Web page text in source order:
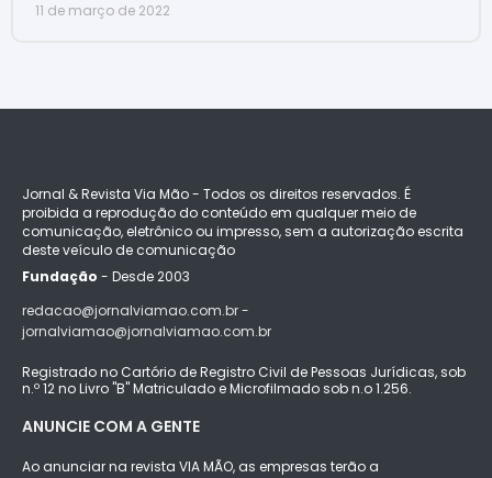
11 de março de 2022
Jornal & Revista Via Mão - Todos os direitos reservados. É
proibida a reprodução do conteúdo em qualquer meio de
comunicação, eletrônico ou impresso, sem a autorização escrita
deste veículo de comunicação
Fundação - Desde 2003
redacao@jornalviamao.com.br -
jornalviamao@jornalviamao.com.br
Registrado no Cartório de Registro Civil de Pessoas Jurídicas, sob
n.º 12 no Livro "B" Matriculado e Microfilmado sob n.o 1.256.
ANUNCIE COM A GENTE
Ao anunciar na revista VIA MÃO, as empresas terão a